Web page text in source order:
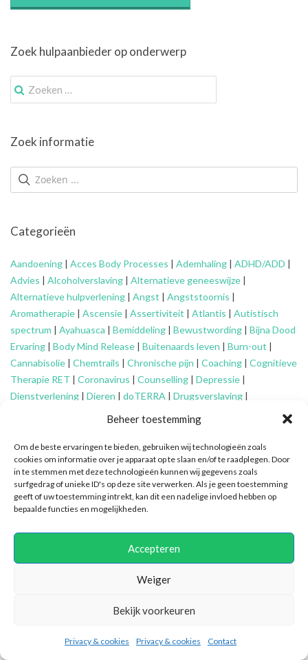
Beheer toestemming
Om de beste ervaringen te bieden, gebruiken wij technologieën zoals
cookies om informatie over je apparaat op te slaan en/of te raadplegen. Door
in te stemmen met deze technologieën kunnen wij gegevens zoals
surfgedrag of unieke ID's op deze site verwerken. Als je geen toestemming
geeft of uw toestemming intrekt, kan dit een nadelige invloed hebben op
bepaalde functies en mogelijkheden.
Accepteren
Weiger
Bekijk voorkeuren
Privacy & cookies Privacy & cookies Contact
Zoek hulpaanbieder op onderwerp
Zoek
naar:
Zoek informatie
Categorieën
Aandoening | Acces Body Processes | Ademhaling | ADHD/ADD |
Advies | Alcoholverslaving | Alternatieve geneeswijze |
Alternatieve hulpverlening | Angst | Angststoornis |
Aromatherapie | Ascensie | Assertiviteit | Atlantis | Autistisch
spectrum | Ayahuasca | Bemiddeling | Bewustwording | Bijna Dood
Ervaring | Body Mind Release | Buitenaards leven | Burn-out |
Cannabisolie | Chemtrails | Chronische pijn | Coaching | Cognitieve
Therapie RET | Coronavirus | Counselling | Depressie |
Dienstverlening | Dieren | doTERRA | Drugsverslaving |
Engelen |
Familie-opstellingen
Financieel advies ouderen|Financiële problemen|Financiën
Fytotherapie|Gameverslaving|Gedragsproblemen|Geheime
genootschappen|Geluk|Gescheiden ouders|Gidsen|
Graancirkels|Grenzen aangeven|Grenzen stellen|Healing|
Hiernamaals|Hooggevoeligheid/HSP
|Kleptomanie
Mindfulness|Mishandeling|Narcisme|Natuurlijke verzorging|
Ondersteuning
Overspannenheid|Paniekaanvallen
|Praktische ondersteuning|Pubers|Quantum